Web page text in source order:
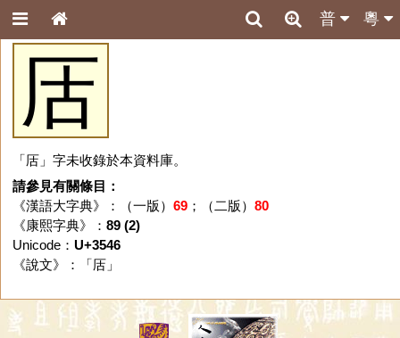
粵
普
㕆
「㕆」字未收錄於本資料庫。
請參見有關條目：
《漢語大字典》：（一版） 69；（二版） 80
《康熙字典》： 89 (2)
Unicode： U+3546
《說文》：「 㕆」